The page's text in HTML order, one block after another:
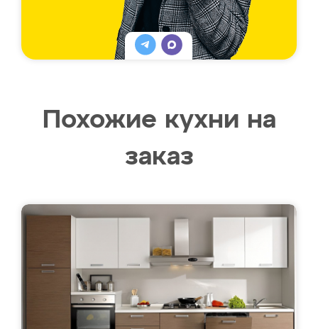
Похожие кухни на
заказ